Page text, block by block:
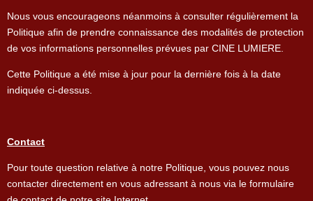
Nous vous encourageons néanmoins à consulter régulièrement la
Politique afin de prendre connaissance des modalités de protection
de vos informations personnelles prévues par CINE LUMIERE.
Cette Politique a été mise à jour pour la dernière fois à la date
indiquée ci-dessus.
Contact
Pour toute question relative à notre Politique, vous pouvez nous
contacter directement en vous adressant à nous via le formulaire